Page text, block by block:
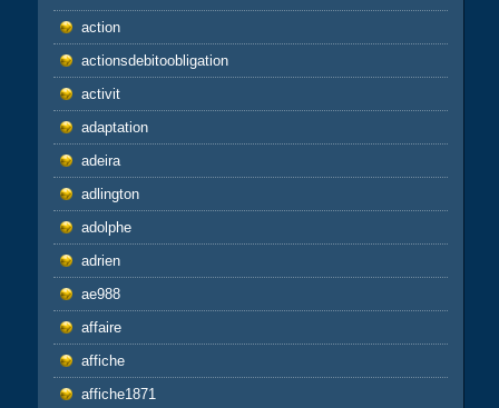
action
actionsdebitoobligation
activit
adaptation
adeira
adlington
adolphe
adrien
ae988
affaire
affiche
affiche1871